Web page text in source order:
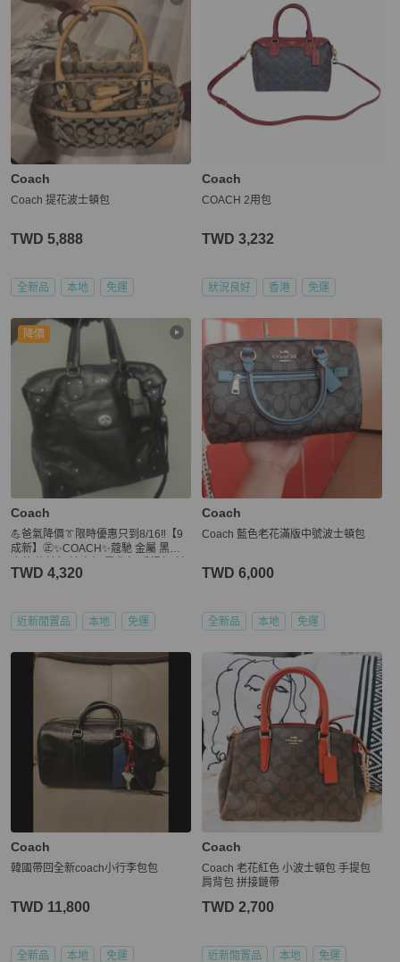
Coach
Coach 提花波士頓包
TWD 5,888
全新品 本地 免運
Coach
COACH 2用包
TWD 3,232
狀況良好 香港 免運
降價
Coach
💪爸氣降價👔限時優惠只到8/16‼️【9
成新】㊣✨COACH✨蔻馳 金屬 黑銀
背包/二手包/二手精品🌳二手樹屋🌳
TWD 4,320
近新閒置品 本地 免運
Coach
Coach 藍色老花滿版中號波士頓包
TWD 6,000
全新品 本地 免運
Coach
韓國帶回全新coach小行李包包
TWD 11,800
全新品 本地 免運
Coach
Coach 老花紅色 小波士頓包 手提包
肩背包 拼接鏈帶
TWD 2,700
近新閒置品 本地 免運